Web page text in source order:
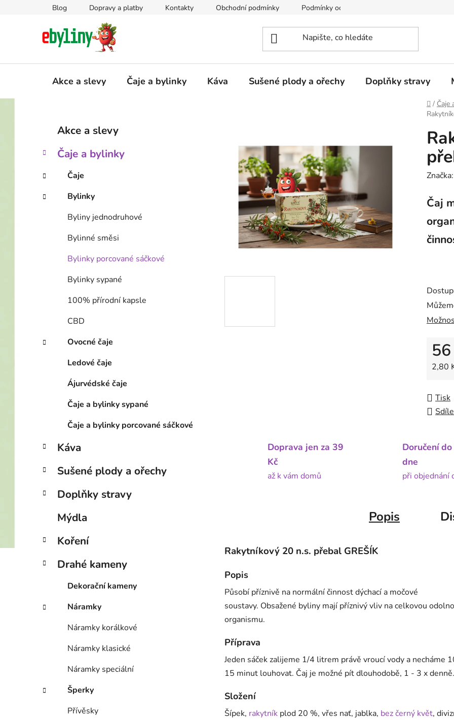
Blog Dopravy a platby Kontakty Obchodní podmínky Podmínky ochrany osobních údajů
Akce a slevy Čaje a bylinky Káva Sušené plody a ořechy Doplňky stravy
Domů
/ Čaje
s
r
a
n
Přeskočit
kategorie
e
o
i
Akce a slevy
Čaje a bylinky
Čaje
Bylinky
Byliny jednodruhové
Bylinné směsi
Bylinky porcované sáčkové
Bylinky sypané
100% přírodní kapsle
CBD
Ovocné čaje
Ledové čaje
Ájurvédské čaje
Čaje a bylinky sypané
Čaje a bylinky porcované sáčkové
Káva
Sušené plody a ořechy
Doplňky stravy
Mýdla
Koření
Drahé kameny
Dekorační kameny
Náramky
Náramky korálkové
Náramky klasické
Náramky speciální
Šperky
Přívěsky
Značka:
Čaj
2,80
Tisk
Doprava jen za 39
Kč
až k vám domů
Doručení
dne
při objednání
Popis
Rakytníkový 20 n.s. přebal GREŠÍK
Popis
Působí příznivě na normální činnost dýchací a močové
soustavy. Obsažené byliny mají příznivý vliv na celkovou
organismu.
Příprava
Jeden sáček zalijeme 1/4 litrem právě vroucí vody a necháme
15 minut louhovat. Čaj je možné pít dlouhodobě, 1 - 3 x denně.
Složení
Šípek, rakytník plod 20 %, vřes nať, jablka, bez černý květ,